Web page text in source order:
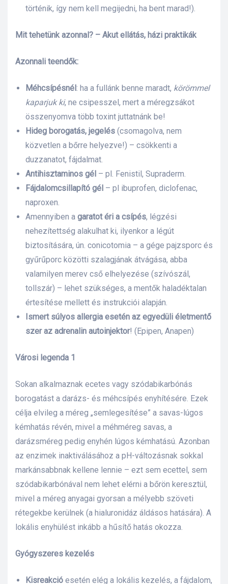
történik, így nem kell megijedni, ha bent marad!).
Mit tehetünk azonnal? – Akut ellátás, házi praktikák
Azonnali teendők:
Méhcsípésnél : ha a fullánk benne maradt, körömmel
kaparjuk ki, ne csipesszel, mert a méregzsákot
összenyomva több toxint juttatnánk be!
Hideg borogatás, jegelés (csomagolva, nem
közvetlen a bőrre helyezve!) – csökkenti a
duzzanatot, fájdalmat.
Antihisztaminos gél – pl. Fenistil, Supraderm.
Fájdalomcsillapító gél – pl ibuprofen, diclofenac,
naproxen.
Amennyiben a garatot éri a csípés, légzési
nehezítettség alakulhat ki, ilyenkor a légút
biztosítására, ún. conicotomia – a gége pajzsporc és
gyűrűporc közötti szalagjának átvágása, abba
valamilyen merev cső elhelyezése (szívószál,
tollszár) – lehet szükséges, a mentők haladéktalan
értesítése mellett és instrukciói alapján.
Ismert súlyos allergia esetén az egyedüli életmentő
szer az adrenalin autoinjektor! (Epipen, Anapen)
Városi legenda 1
Sokan alkalmaznak ecetes vagy szódabikarbónás
borogatást a darázs- és méhcsípés enyhítésére. Ezek
célja elvileg a méreg „semlegesítése” a savas-lúgos
kémhatás révén, mivel a méhméreg savas, a
darázsméreg pedig enyhén lúgos kémhatású. Azonban
az enzimek inaktiválásához a pH-változásnak sokkal
markánsabbnak kellene lennie – ezt sem ecettel, sem
szódabikarbónával nem lehet elérni a bőrön keresztül,
mivel a méreg anyagai gyorsan a mélyebb szöveti
rétegekbe kerülnek (a hialuronidáz áldásos hatására). A
lokális enyhülést inkább a hűsítő hatás okozza.
Gyógyszeres kezelés
Kisreakció esetén elég a lokális kezelés, a fájdalom,